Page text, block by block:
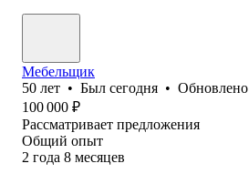
Мебельщик
50 лет • Был сегодня • Обновлено
100 000 ₽
Рассматривает предложения
Общий опыт
2 года 8 месяцев